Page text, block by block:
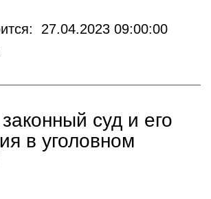
27.04.2023 09:00:00
суд и его
в уголовном